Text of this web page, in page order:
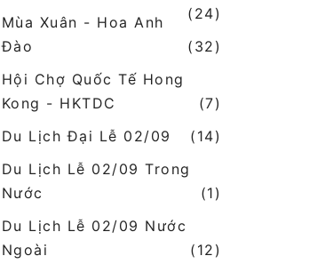
(24)
Mùa Xuân - Hoa Anh
Đào
(32)
Hội Chợ Quốc Tế Hong
Kong - HKTDC
(7)
Du Lịch Đại Lễ 02/09
(14)
Du Lịch Lễ 02/09 Trong
Nước
(1)
Du Lịch Lễ 02/09 Nước
Ngoài
(12)